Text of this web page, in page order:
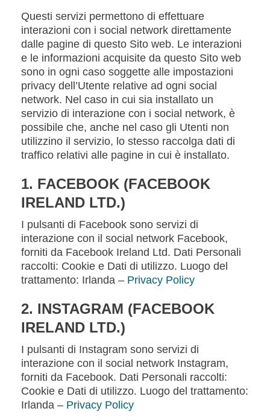
Questi servizi permettono di effettuare
interazioni con i social network direttamente
dalle pagine di questo Sito web. Le interazioni
e le informazioni acquisite da questo Sito web
sono in ogni caso soggette alle impostazioni
privacy dell’Utente relative ad ogni social
network. Nel caso in cui sia installato un
servizio di interazione con i social network, è
possibile che, anche nel caso gli Utenti non
utilizzino il servizio, lo stesso raccolga dati di
traffico relativi alle pagine in cui è installato.
1. FACEBOOK (FACEBOOK
IRELAND LTD.)
I pulsanti di Facebook sono servizi di
interazione con il social network Facebook,
forniti da Facebook Ireland Ltd. Dati Personali
raccolti: Cookie e Dati di utilizzo. Luogo del
trattamento: Irlanda – Privacy Policy
2. INSTAGRAM (FACEBOOK
IRELAND LTD.)
I pulsanti di Instagram sono servizi di
interazione con il social network Instagram,
forniti da Facebook. Dati Personali raccolti:
Cookie e Dati di utilizzo. Luogo del trattamento:
Irlanda – Privacy Policy